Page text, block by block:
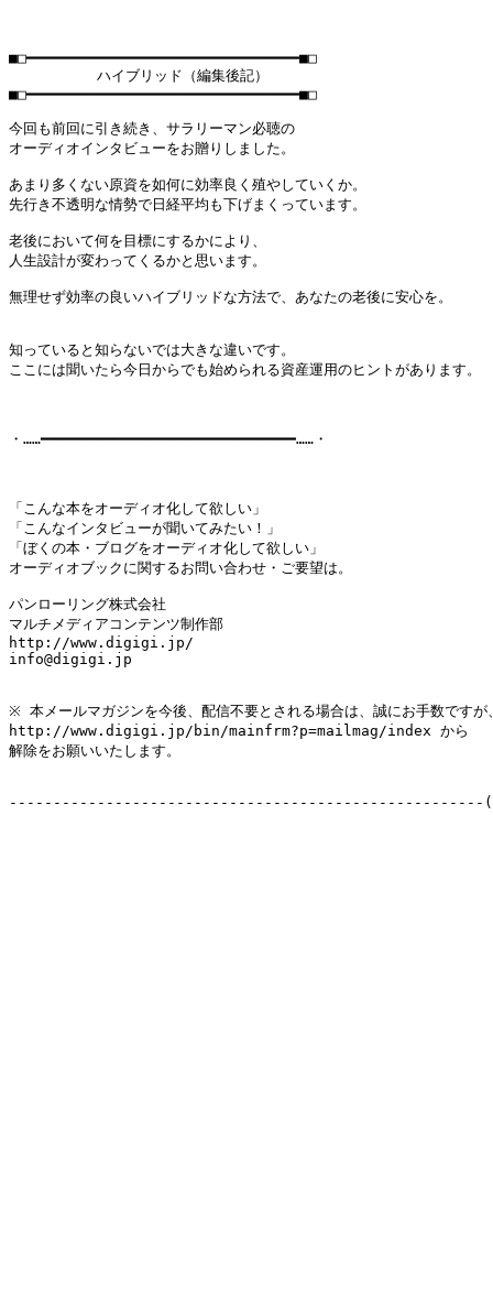
■□━━━━━━━━━━━━━━━━━━━━━━━━━━━━━━━■□
          ハイブリッド（編集後記）
■□━━━━━━━━━━━━━━━━━━━━━━━━━━━━━━━■□
今回も前回に引き続き、サラリーマン必聴の
オーディオインタビューをお贈りしました。
あまり多くない原資を如何に効率良く殖やしていくか。
先行き不透明な情勢で日経平均も下げまくっています。
老後において何を目標にするかにより、
人生設計が変わってくるかと思います。
無理せず効率の良いハイブリッドな方法で、あなたの老後に安心を。
知っていると知らないでは大きな違いです。
ここには聞いたら今日からでも始められる資産運用のヒントがあります。
・……━━━━━━━━━━━━━━━━━━━━━━━━━━━━━……・
「こんな本をオーディオ化して欲しい」
「こんなインタビューが聞いてみたい！」
「ぼくの本・ブログをオーディオ化して欲しい」
オーディオブックに関するお問い合わせ・ご要望は。
パンローリング株式会社
マルチメディアコンテンツ制作部
http://www.digigi.jp/
info@digigi.jp
※ 本メールマガジンを今後、配信不要とされる場合は、誠にお手数ですが
http://www.digigi.jp/bin/mainfrm?p=mailmag/index から
解除をお願いいたします。
------------------------------------------------------(C)